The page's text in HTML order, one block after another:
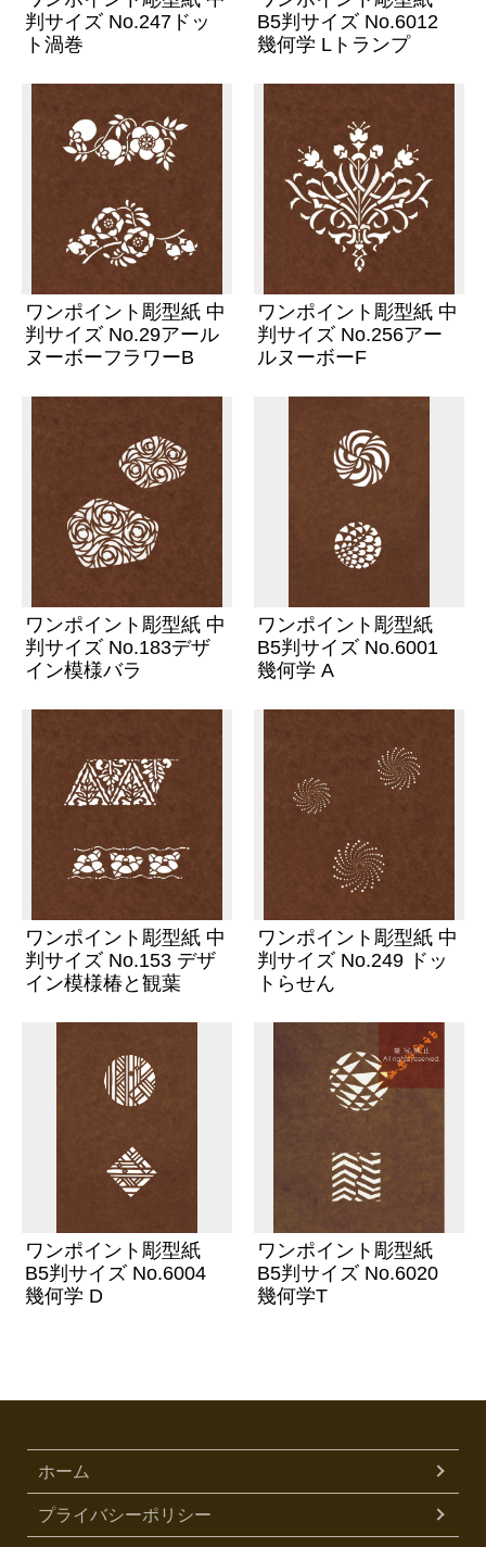
判サイズ No.247ドッ
ト渦巻
B5判サイズ No.6012
幾何学 Lトランプ
ワンポイント彫型紙 中
判サイズ No.29アール
ヌーボーフラワーB
ワンポイント彫型紙 中
判サイズ No.256アー
ルヌーボーF
ワンポイント彫型紙 中
判サイズ No.183デザ
イン模様バラ
ワンポイント彫型紙
B5判サイズ No.6001
幾何学 A
ワンポイント彫型紙 中
判サイズ No.153 デザ
イン模様椿と観葉
ワンポイント彫型紙 中
判サイズ No.249 ドッ
トらせん
ワンポイント彫型紙
B5判サイズ No.6004
幾何学 D
ワンポイント彫型紙
B5判サイズ No.6020
幾何学T
ホーム
プライバシーポリシー